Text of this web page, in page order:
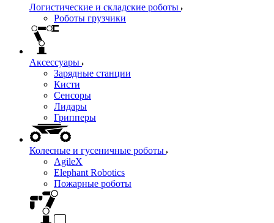
Логистические и складские роботы
Роботы грузчики
Аксессуары
Зарядные станции
Кисти
Сенсоры
Лидары
Грипперы
Колесные и гусеничные роботы
AgileX
Elephant Robotics
Пожарные роботы